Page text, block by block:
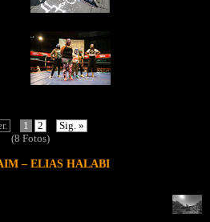
1 2
Sig. »
(8 Fotos)
– ELIAS HALABI